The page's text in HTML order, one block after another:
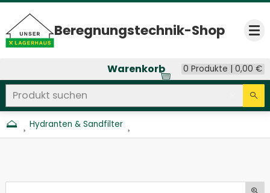
Beregnungs­technik-Shop
Warenkorb 0 Produkte |0,00€
Seitenweite Suche
Produkt suchen
Hydranten & Sandfilter